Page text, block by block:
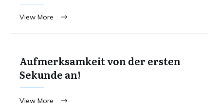
View More
Aufmerksamkeit von der ersten
Sekunde an!
View More